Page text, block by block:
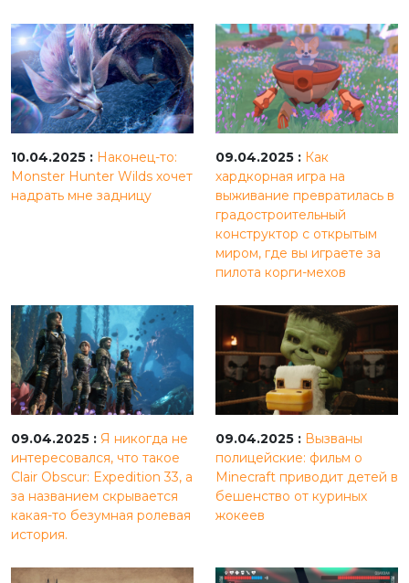
10.04.2025 : Наконец-то:
Monster Hunter Wilds хочет
надрать мне задницу
09.04.2025 : Как
хардкорная игра на
выживание превратилась в
градостроительный
конструктор с открытым
миром, где вы играете за
пилота корги-мехов
09.04.2025 : Я никогда не
интересовался, что такое
Clair Obscur: Expedition 33, а
за названием скрывается
какая-то безумная ролевая
история.
09.04.2025 : Вызваны
полицейские: фильм о
Minecraft приводит детей в
бешенство от куриных
жокеев